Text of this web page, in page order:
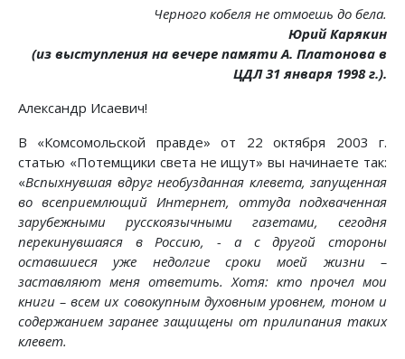
Черного кобеля не отмоешь до бела.
Юрий Карякин
(из выступления на вечере памяти А. Платонова в
ЦДЛ 31 января 1998 г.).
Александр Исаевич!
В «Комсомольской правде» от 22 октября 2003 г.
статью «Потемщики света не ищут» вы начинаете так:
«Вспыхнувшая вдруг необузданная клевета, запущенная
во всеприемлющий Интернет, оттуда подхваченная
зарубежными русскоязычными газетами, сегодня
перекинувшаяся в Россию, - а с другой стороны
оставшиеся уже недолгие сроки моей жизни –
заставляют меня ответить. Хотя: кто прочел мои
книги – всем их совокупным духовным уровнем, тоном и
содержанием заранее защищены от прилипания таких
клевет.